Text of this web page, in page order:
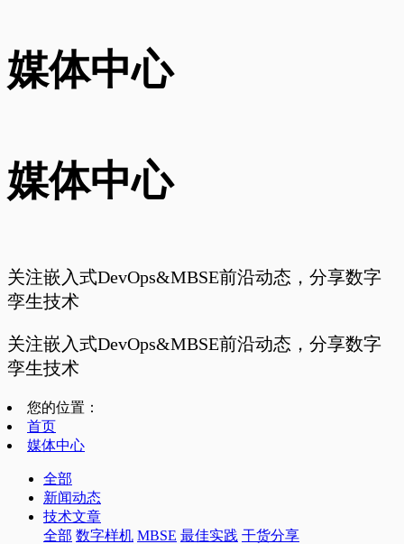
媒体中心
媒体中心
关注嵌入式DevOps&MBSE前沿动态，分享数字
孪生技术
关注嵌入式DevOps&MBSE前沿动态，分享数字
孪生技术
您的位置：
首页
媒体中心
全部
新闻动态
技术文章
全部 数字样机 MBSE 最佳实践 干货分享